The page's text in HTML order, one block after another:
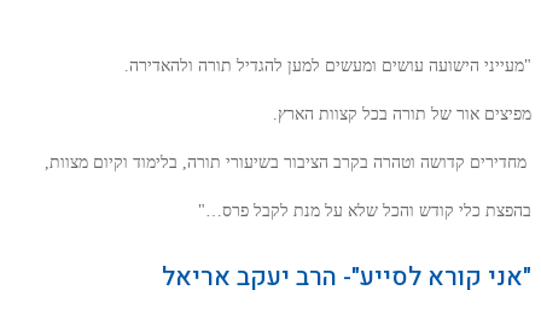
"מעייני הישועה עושים ומעשים למען להגדיל תורה ולהאדירה.
מפיצים אור של תורה בכל קצוות הארץ.
מחדירים קדושה וטהרה בקרב הציבור בשיעורי תורה, בלימוד וקיום מצוות,
בהפצת כלי קודש והכל שלא על מנת לקבל פרס…"
"אני קורא לסייע"- הרב יעקב אריאל